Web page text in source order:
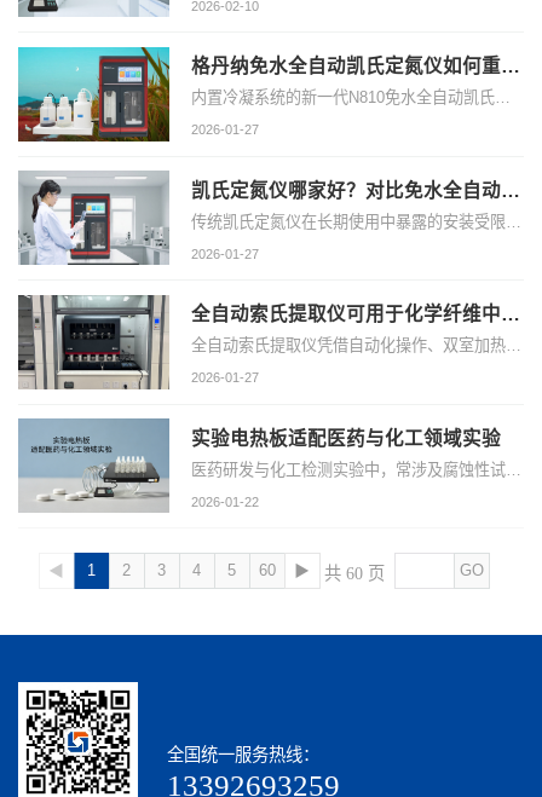
2026-02-10
格丹纳免水全自动凯氏定氮仪如何重新定义新型定氮仪
内置冷凝系统的新一代N810免水全自动凯氏定氮仪，以更精准、更安全、更环保的核心优势，重新定义了新型定氮仪的行业应用设计。
2026-01-27
凯氏定氮仪哪家好？对比免水全自动定氮仪与传统设备的优势
2026-01-27
​全自动索氏提取仪可用于化学纤维中油剂类物质的提取及测定
全自动索氏提取仪凭借自动化操作、双室加热、全氟管路等核心技术优势，可实现化学纤维中油剂类物质的高效、精准提取与测定，为行业提供可靠的检测解决方案
2026-01-27
实验电热板适配医药与化工领域实验
2026-01-22
◀ 1 2 3 4 5 60 ▶ 共 60 页 GO
全国统一服务热线：
13392693259